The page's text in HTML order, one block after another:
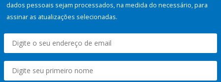
dados pessoais sejam processados, na medida do necessário, para
assinar as atualizações selecionadas.